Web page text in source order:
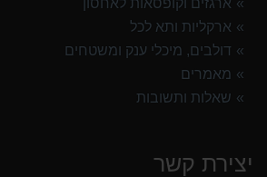
ארגזים וקופסאות לאחסון
ארקליות ותא לכל
דולבים, מיכלי ענק ומשטחים
מאמרים
שאלות ותשובות
יצירת קשר